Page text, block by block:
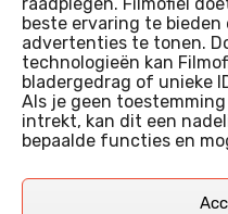
beste ervaring te bieden
advertenties te tonen.
technologieën kan
bladergedrag of unieke
Als je geen
intrekt, kan dit een
bepaalde functies en
WIE IK BEN…?
Ik ben ooit begonnen met
films keek dat ik af en toe
niet gezien had. Ik ben een
erg lang in een videotheek
Deze recensies zijn dan